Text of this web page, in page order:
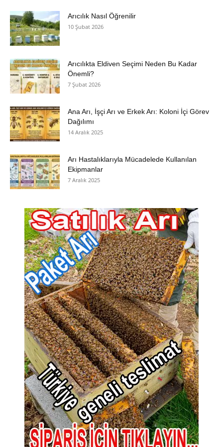
Arıcılık Nasıl Öğrenilir
10 Şubat 2026
Arıcılıkta Eldiven Seçimi Neden Bu Kadar
Önemli?
7 Şubat 2026
Ana Arı, İşçi Arı ve Erkek Arı: Koloni İçi Görev
Dağılımı
14 Aralık 2025
Arı Hastalıklarıyla Mücadelede Kullanılan
Ekipmanlar
7 Aralık 2025